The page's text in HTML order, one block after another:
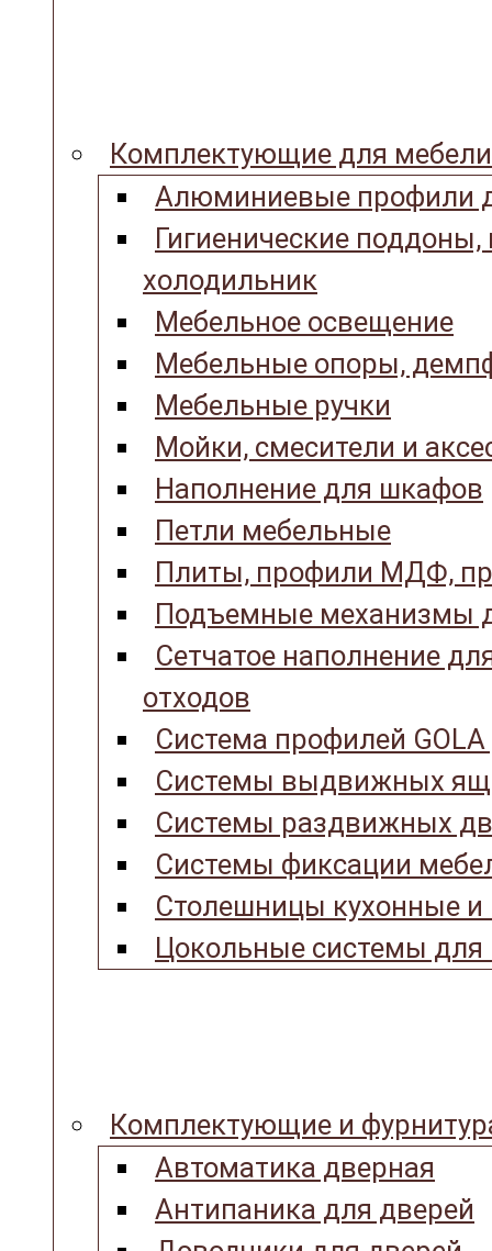
Комплектующие для мебели
Алюминиевые профили
Гигиенические
холодильник
Мебельное освещение
Мебельные опоры,
Мебельные ручки
Мойки, смесители и
Наполнение для шкафов
Петли мебельные
Плиты, профили МДФ,
Подъемные механизмы
Сетчатое наполнение
отходов
Система профилей
Системы выдвижных
Системы раздвижных
Системы фиксации
Столешницы кухонные
Цокольные системы для
Комплектующие и
Автоматика дверная
Антипаника для дверей